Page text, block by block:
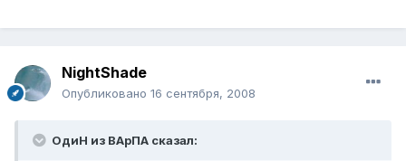
NightShade
Опубликовано 16 сентября, 2008
ОдиН из ВАрПА сказал: